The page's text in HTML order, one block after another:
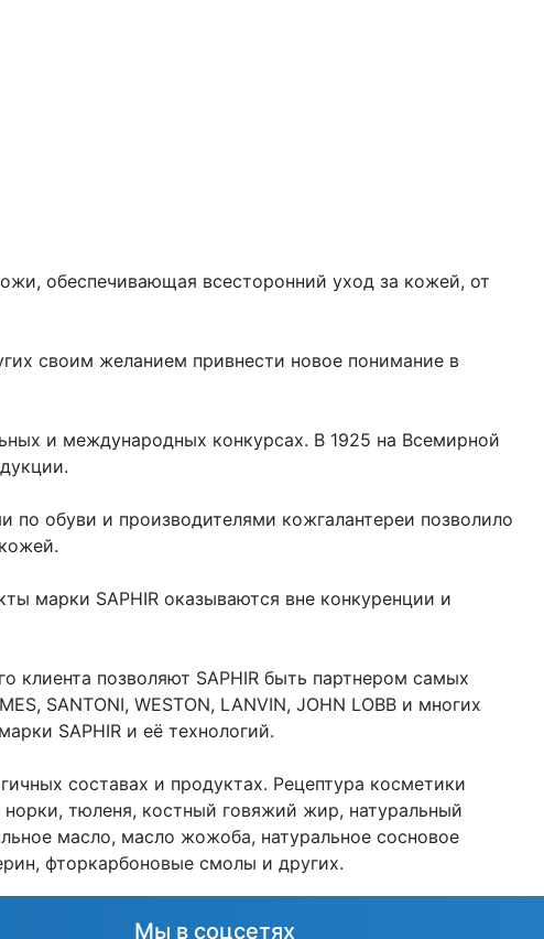
обеспечивающая всесторонний уход за кожей, от
своим желанием привнести новое понимание в
и международных конкурсах. В 1925 на Всемирной
обуви и производителями кожгалантереи позволило
марки SAPHIR оказываются вне конкуренции и
клиента позволяют SAPHIR быть партнером самых
SANTONI, WESTON, LANVIN, JOHN LOBB и многих
SAPHIR и её технологий.
составах и продуктах. Рецептура косметики
тюленя, костный говяжий жир, натуральный
масло, масло жожоба, натуральное сосновое
фторкарбоновые смолы и других.
Мы в соцсетях